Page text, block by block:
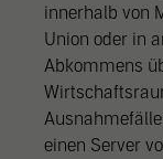
innerhalb von
Union oder in
Abkommens
einen Server